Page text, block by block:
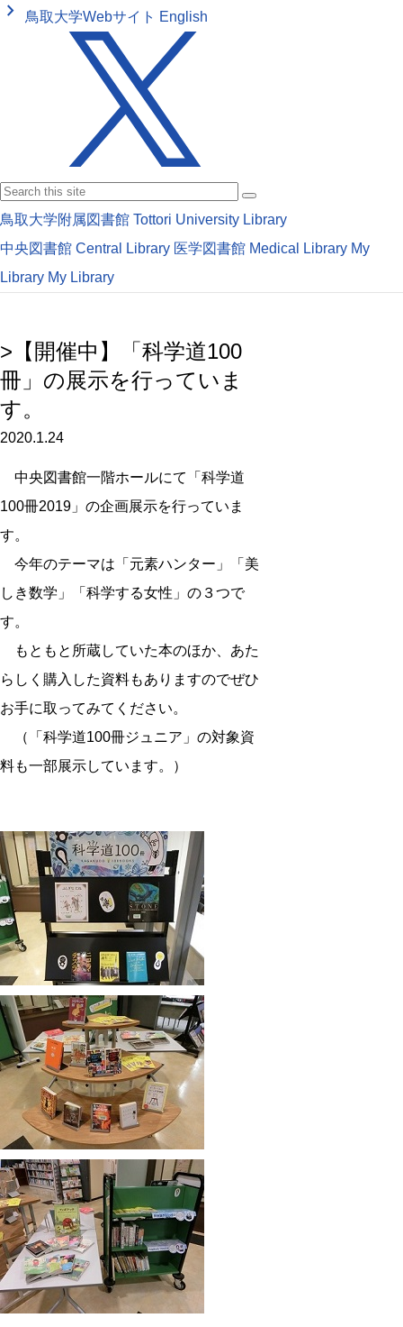
keyboard_arrow_right 鳥取大学Webサイト English
鳥取大学附属図書館 Tottori University Library
中央図書館 Central Library 医学図書館 Medical Library My
Library My Library
>【開催中】「科学道100
冊」の展示を行っていま
す。
2020.1.24
中央図書館一階ホールにて「科学道
100冊2019」の企画展示を行っていま
す。
今年のテーマは「元素ハンター」「美
しき数学」「科学する女性」の３つで
す。
もともと所蔵していた本のほか、あた
らしく購入した資料もありますのでぜひ
お手に取ってみてください。
（「科学道100冊ジュニア」の対象資
料も一部展示しています。）